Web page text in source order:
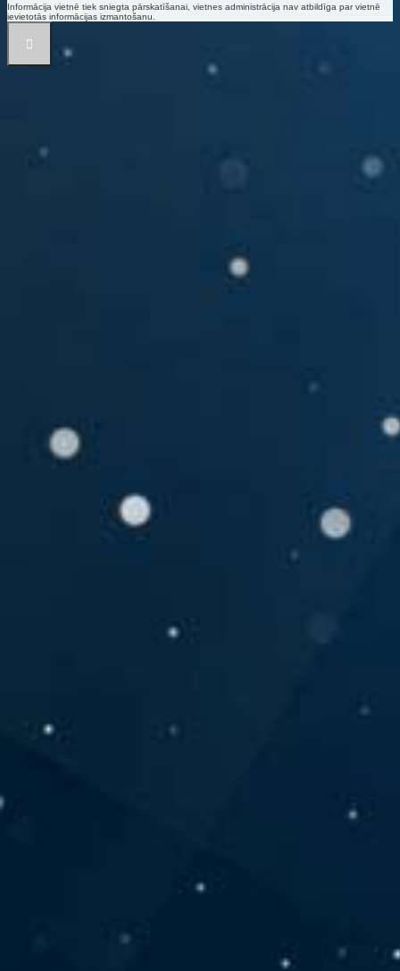
Informācija vietnē tiek sniegta pārskatīšanai, vietnes administrācija nav atbildīga par vietnē
ievietotās informācijas izmantošanu.